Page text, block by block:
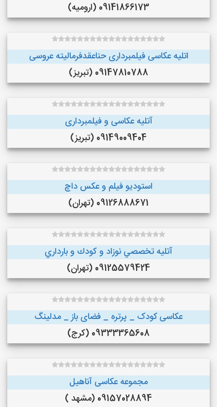
09141866173 (ارومیه)
اتلیه عکاسی فیلمبرداری حناعقدفرمالیته عروسی
09147810788 (تبریز)
آتلیه عکاسی و فیلمبرداری
09149009404 (تبریز)
استودیو فیلم و عکس داچ
09126888671 (تهران)
آتليه تخصصي نوزاد و كودك و بارداري
09125579424 (تهران)
عکاسی کودک _ پرتره _ فضای باز _ مدلینگ
09333365608 (کرج)
مجموعه عکاسی آناهیل
09157028894 (مشهد )